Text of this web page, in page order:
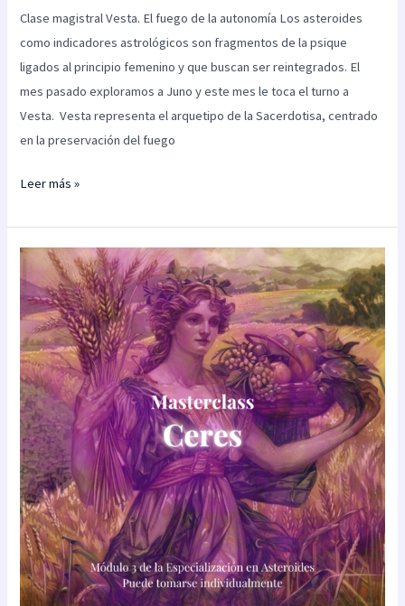
Clase magistral Vesta. El fuego de la autonomía Los asteroides
como indicadores astrológicos son fragmentos de la psique
ligados al principio femenino y que buscan ser reintegrados. El
mes pasado exploramos a Juno y este mes le toca el turno a
Vesta. Vesta representa el arquetipo de la Sacerdotisa, centrado
en la preservación del fuego
Leer más »
Masterclass:
Asteroide
Ceres
(teórico
–
práctica)